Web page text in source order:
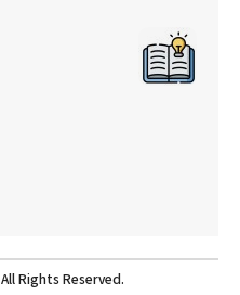
All Rights Reserved.